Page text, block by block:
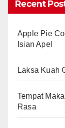
Recent
Apple Pie
Isian Apel
Laksa Kuah
Tempat
Rasa